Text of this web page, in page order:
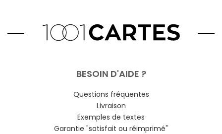
BESOIN D'AIDE ?
Questions fréquentes
Livraison
Exemples de textes
Garantie "satisfait ou réimprimé"